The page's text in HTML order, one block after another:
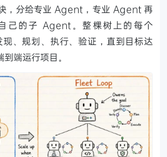
，分给专业 Agent，专业 Agent 再
己的子 Agent。整棵树上的每个
、规划、执行、验证，直到目标达
端运行项目。